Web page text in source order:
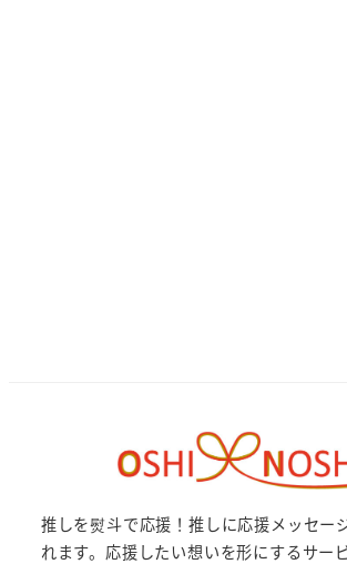
推しを熨斗で応援！推しに応援メッセー
れます。応援したい想いを形にするサービ